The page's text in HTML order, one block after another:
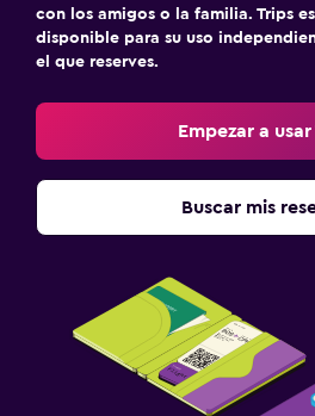
Sillas de playa
Terraza
Servicio de planchado
Plancha y tabla de planchar
Tendedero
Sistema de entretenimiento
con los amigos o la familia. Trips
disponible para su uso
el que reserves.
Empezar a usar
Buscar mis